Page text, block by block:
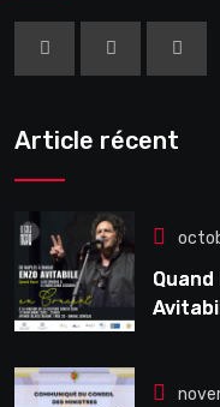
Article récent